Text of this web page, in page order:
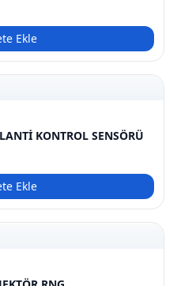
Ekle
KONTROL SENSÖRÜ
Ekle